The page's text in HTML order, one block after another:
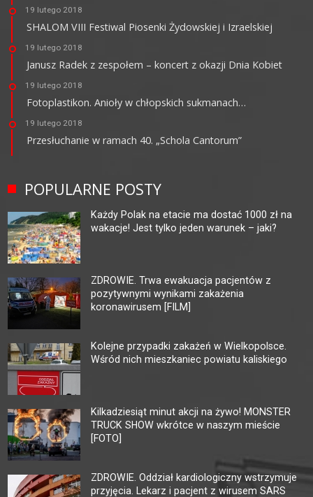
19 lutego 2018
SHALOM VIII Festiwal Piosenki Żydowskiej i Izraelskiej
19 lutego 2018
Janusz Radek z zespołem – koncert z okazji Dnia Kobiet
19 lutego 2018
Fotoplastikon. Anioły w chłopskich sukmanach…
19 lutego 2018
Przesłuchanie w ramach 40. „Schola Cantorum”
POPULARNE POSTY
Każdy Polak na etacie ma dostać 1000 zł na
wakacje! Jest tylko jeden warunek – jaki?
ZDROWIE. Trwa ewakuacja pacjentów z
pozytywnymi wynikami zakażenia
koronawirusem [FILM]
Kolejne przypadki zakażeń w Wielkopolsce.
Wśród nich mieszkaniec powiatu kaliskiego
Kilkadziesiąt minut akcji na żywo! MONSTER
TRUCK SHOW wkrótce w naszym mieście
[FOTO]
ZDROWIE. Oddział kardiologiczny wstrzymuje
przyjęcia. Lekarz i pacjent z wirusem SARS